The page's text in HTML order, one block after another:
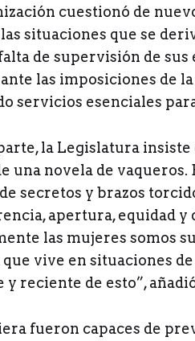
cuestionó de
situaciones que se
de supervisión de
las imposiciones de
servicios esenciales
la Legislatura
una novela de
secretos y brazos
apertura, equidad y
las mujeres somos
vive en situaciones
y reciente de esto”,
fueron capaces de